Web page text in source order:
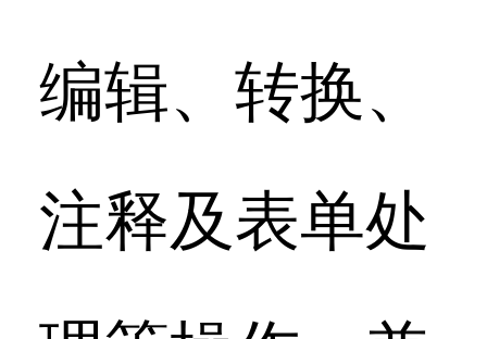
编辑、转换、
注释及表单处